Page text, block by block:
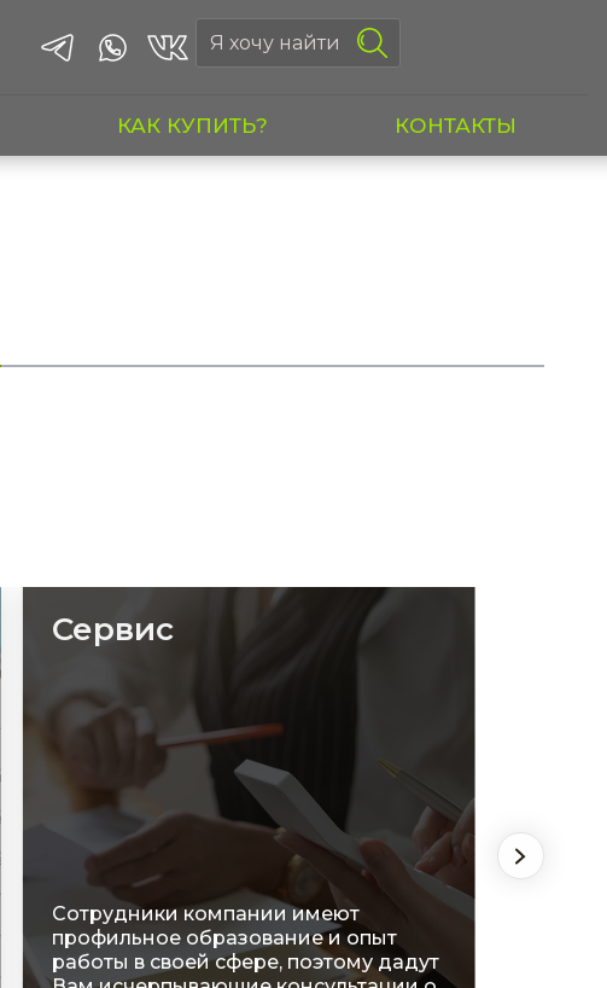
КАК КУПИТЬ? КОНТАКТЫ
Сервис
Сотрудники компании имеют
профильное образование и опыт
работы в своей сфере, поэтому дадут